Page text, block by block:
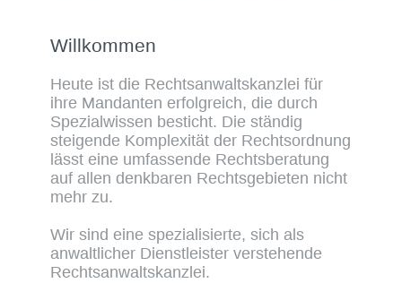
Willkommen
Heute ist die Rechtsanwaltskanzlei für
ihre Mandanten erfolgreich, die durch
Spezialwissen besticht. Die ständig
steigende Komplexität der Rechtsordnung
lässt eine umfassende Rechtsberatung
auf allen denkbaren Rechtsgebieten nicht
mehr zu.
Wir sind eine spezialisierte, sich als
anwaltlicher Dienstleister verstehende
Rechtsanwaltskanzlei.